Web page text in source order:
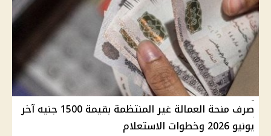
صرف منحة العمالة غير المنتظمة بقيمة 1500 جنيه آخر
يونيو 2026 وخطوات الاستعلام